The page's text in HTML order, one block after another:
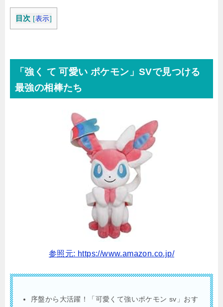
目次 [表示]
「強く て 可愛い ポケモン」SVで見つける
最強の相棒たち
参照元: https://www.amazon.co.jp/
序盤から大活躍！「可愛くて強いポケモン sv」おす